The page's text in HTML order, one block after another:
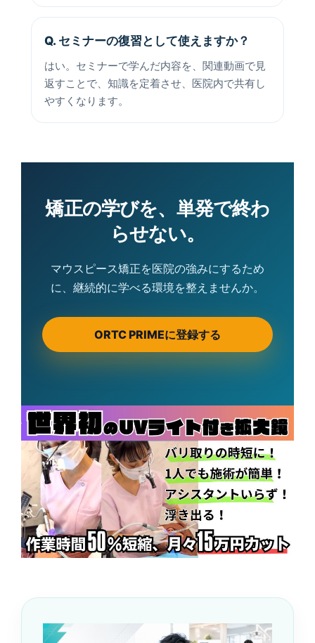
Q. セミナーの復習として使えますか？
はい。セミナーで学んだ内容を、関連動画で見
返すことで、知識を定着させ、医院内で共有し
やすくなります。
矯正の学びを、単発で終わ
らせない。
マウスピース矯正を医院の強みにするため
に、継続的に学べる環境を整えませんか。
ORTC PRIMEに登録する